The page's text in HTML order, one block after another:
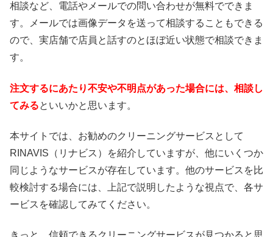
相談など、電話やメールでの問い合わせが無料でできま
す。メールでは画像データを送って相談することもできる
ので、実店舗で店員と話すのとほぼ近い状態で相談できま
す。
注文するにあたり不安や不明点があった場合には、相談し
てみるといいかと思います。
本サイトでは、お勧めのクリーニングサービスとして
RINAVIS（リナビス）を紹介していますが、他にいくつか
同じようなサービスが存在しています。他のサービスを比
較検討する場合には、上記で説明したような視点で、各サ
ービスを確認してみてください。